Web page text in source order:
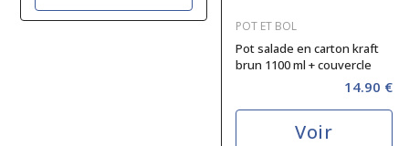
POT ET BOL
Pot salade en carton kraft
brun 1100 ml + couvercle
14.90 €
Voir